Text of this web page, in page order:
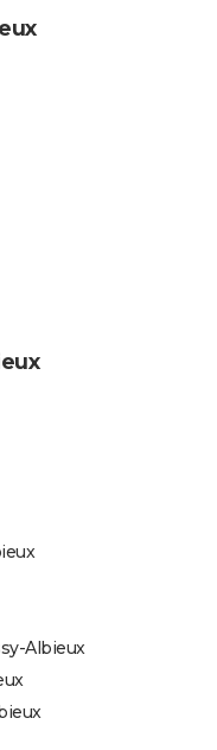
Albieux